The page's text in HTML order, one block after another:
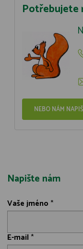
Potřebujete
NEBO NÁM
Napište nám
Vaše jméno *
E-mail *